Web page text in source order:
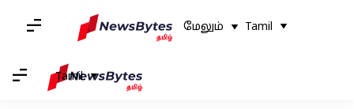
மேலும் Tamil
Tamil